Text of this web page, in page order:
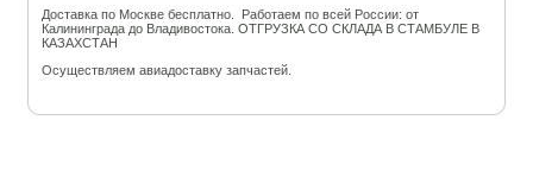
Доставка по Москве бесплатно. Работаем по всей России: от
Калининграда до Владивостока. ОТГРУЗКА СО СКЛАДА В СТАМБУЛЕ В
КАЗАХСТАН
Осуществляем авиадоставку запчастей.